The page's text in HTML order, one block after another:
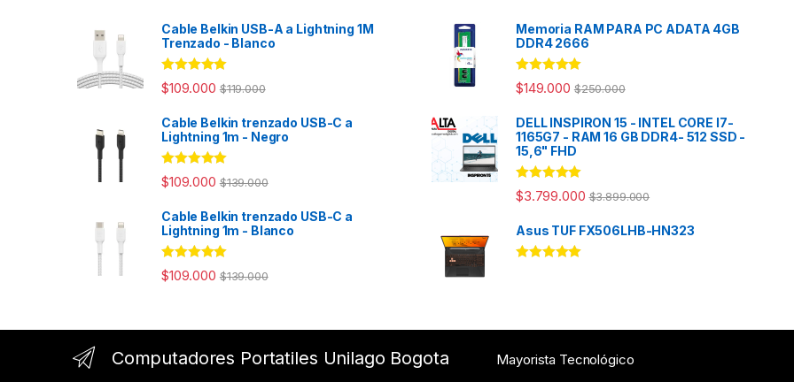
Cable Belkin USB-A a Lightning 1M
Trenzado - Blanco
Rated 4.98
out of 5
$109.000 $119.000
Cable Belkin trenzado USB-C a
Lightning 1m - Negro
Rated 4.94
out of 5
$109.000 $139.000
Cable Belkin trenzado USB-C a
Lightning 1m - Blanco
Rated 4.98
out of 5
$109.000 $139.000
Memoria RAM PARA PC ADATA 4GB
DDR4 2666
Rated 5.00
out of 5
$149.000 $250.000
DELL INSPIRON 15 - INTEL CORE I7-
1165G7 - RAM 16 GB DDR4- 512 SSD -
15,6" FHD
Rated5.00
out of 5
$3.799.000 $3.899.000
Asus TUF FX506LHB-HN323
Computadores Portatiles Unilago Bogota
Mayorista Tecnológico